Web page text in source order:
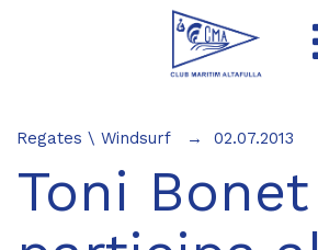
Regates \ Windsurf 02.07.2013
Toni Bonet